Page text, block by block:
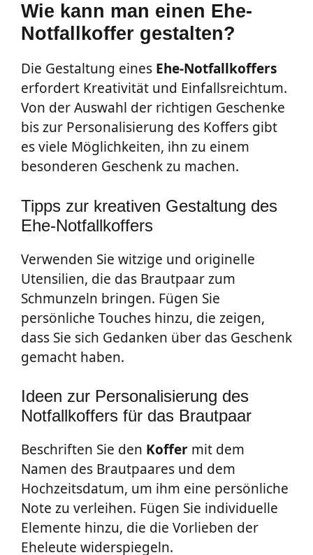
Wie kann man einen Ehe-
Notfallkoffer gestalten?
Die Gestaltung eines Ehe-Notfallkoffers
erfordert Kreativität und Einfallsreichtum.
Von der Auswahl der richtigen Geschenke
bis zur Personalisierung des Koffers gibt
es viele Möglichkeiten, ihn zu einem
besonderen Geschenk zu machen.
Tipps zur kreativen Gestaltung des
Ehe-Notfallkoffers
Verwenden Sie witzige und originelle
Utensilien, die das Brautpaar zum
Schmunzeln bringen. Fügen Sie
persönliche Touches hinzu, die zeigen,
dass Sie sich Gedanken über das Geschenk
gemacht haben.
Ideen zur Personalisierung des
Notfallkoffers für das Brautpaar
Beschriften Sie den Koffer mit dem
Namen des Brautpaares und dem
Hochzeitsdatum, um ihm eine persönliche
Note zu verleihen. Fügen Sie individuelle
Elemente hinzu, die die Vorlieben der
Eheleute widerspiegeln.